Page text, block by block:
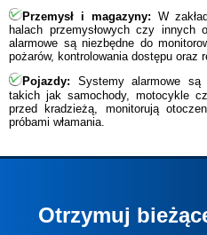
Przemysł i magazyny: W
halach przemysłowych czy innych
alarmowe są niezbędne do
pożarów, kontrolowania dostępu oraz
Pojazdy: Systemy alarmowe są
takich jak samochody, motocykle
przed kradzieżą, monitorują
próbami włamania.
Otrzymuj